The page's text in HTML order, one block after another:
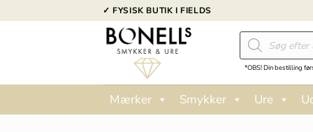
til
✓ FYSISK BUTIK I FIELDS
Products
search
*OBS! Din bestilling
Mærker Smykker Ure